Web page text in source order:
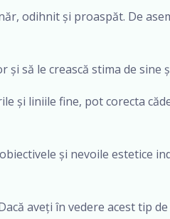
odihnit și proaspăt. De
să le crească stima de sine
și liniile fine, pot corecta
și nevoile estetice
aveți în vedere acest tip